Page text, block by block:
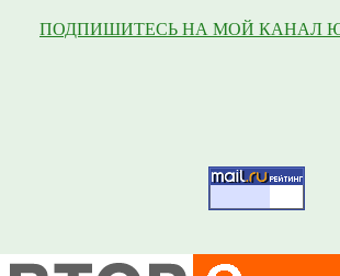
ПОДПИШИТЕСЬ НА МОЙ КАНАЛ